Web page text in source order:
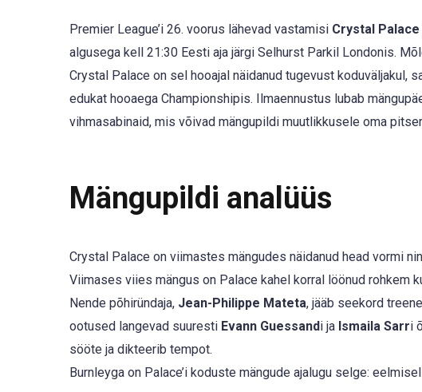
Premier League’i 26. voorus lähevad vastamisi Crystal Palace
algusega kell 21:30 Eesti aja järgi Selhurst Parkil Londonis.
Crystal Palace on sel hooajal näidanud tugevust koduväljakul,
edukat hooaega Championshipis. Ilmaennustus lubab
vihmasabinaid, mis võivad mängupildi muutlikkusele oma
Mängupildi analüüs
Crystal Palace on viimastes mängudes näidanud head vormi
Viimases viies mängus on Palace kahel korral löönud rohkem
Nende põhiründaja, Jean-Philippe Mateta, jääb seekord
ootused langevad suuresti Evann Guessandi ja Ismaila Sarri
sööte ja dikteerib tempot.
Burnleyga on Palace’i koduste mängude ajalugu selge: